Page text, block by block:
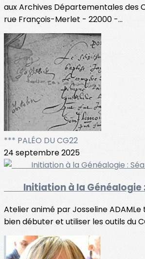
aux Archives Départementales des
rue François-Merlet - 22000 -...
*** PALÉO DU CG22
24 septembre 2025
Initiation à la Généalogie :
Atelier animé par Josseline
bien débuter et utiliser les outils du